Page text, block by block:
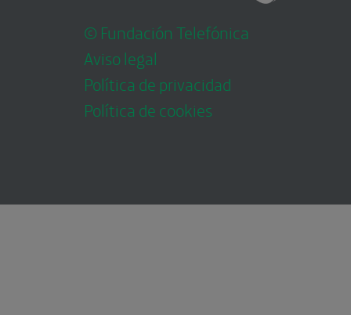
© Fundación Telefónica
Aviso legal
Política de privacidad
Política de cookies